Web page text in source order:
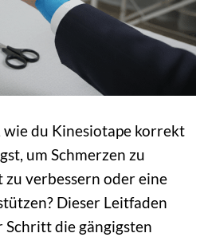
wie du Kinesiotape korrekt
um Schmerzen zu
verbessern oder eine
Dieser Leitfaden
die gängigsten